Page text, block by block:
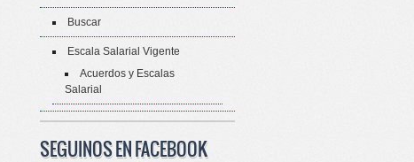
Buscar
Escala Salarial Vigente
Acuerdos y Escalas
Salarial
SEGUINOS EN FACEBOOK